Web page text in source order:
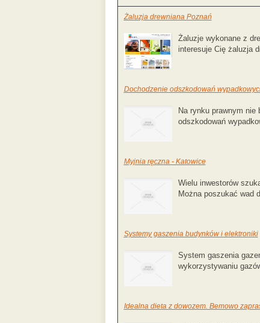
Żaluzja drewniana Poznań
Żaluzje wykonane z
interesuje Cię żaluzja
Dochodzenie odszkodowań
Na rynku prawnym
odszkodowań
Myjnia ręczna - Katowice
Wielu inwestorów
Można poszukać wad
Systemy gaszenia budynków i elektroniki
System gaszenia
wykorzystywaniu
Idealna dieta z dowozem. Bemowo